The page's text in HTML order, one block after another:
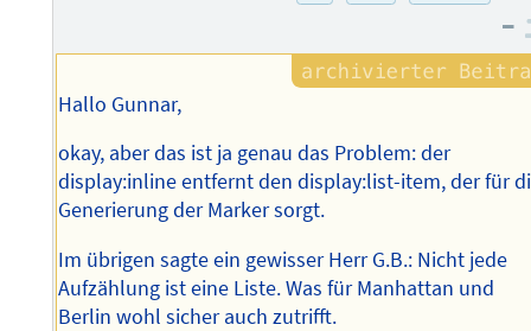
–
Hallo Gunnar,
okay, aber das ist ja genau das Problem: der
display:inline entfernt den display:list-item, der für
Generierung der Marker sorgt.
Im übrigen sagte ein gewisser Herr G.B.: Nicht jede
Aufzählung ist eine Liste. Was für Manhattan und
Berlin wohl sicher auch zutrifft.